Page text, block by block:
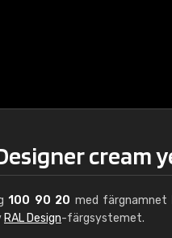
cream
100 90 20 med färgnamnet
RAL Design-färgsystemet.